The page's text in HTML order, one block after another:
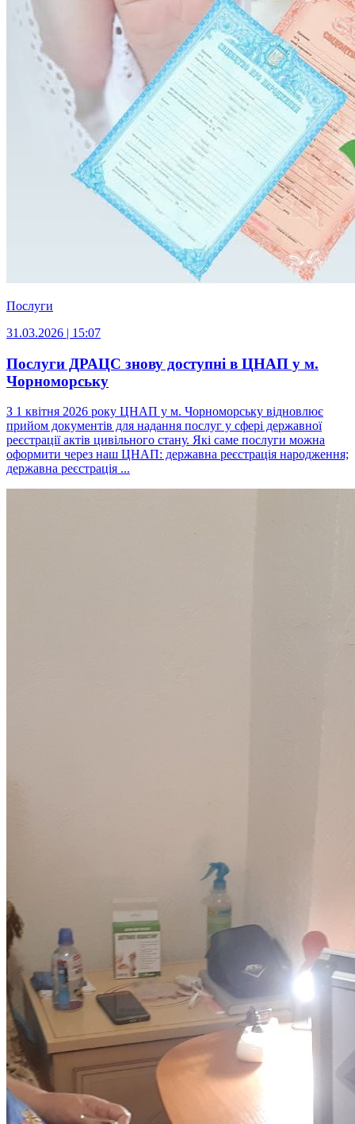
Послуги
31.03.2026 | 15:07
Послуги ДРАЦС знову доступні в ЦНАП у м.
Чорноморську
З 1 квітня 2026 року ЦНАП у м. Чорноморську відновлює
прийом документів для надання послуг у сфері державної
реєстрації актів цивільного стану. Які саме послуги можна
оформити через наш ЦНАП: державна реєстрація народження;
державна реєстрація ...